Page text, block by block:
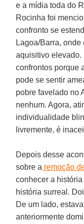
e a mídia toda do
Rocinha foi
confronto se
Lagoa/Barra,
aquisitivo
confrontos porque
pode se sentir
pobre favelado no
nenhum. Agora,
individualidade
livremente, é
Depois desse
sobre a remoção
conhecer a
história surreal.
De um lado,
anteriormente